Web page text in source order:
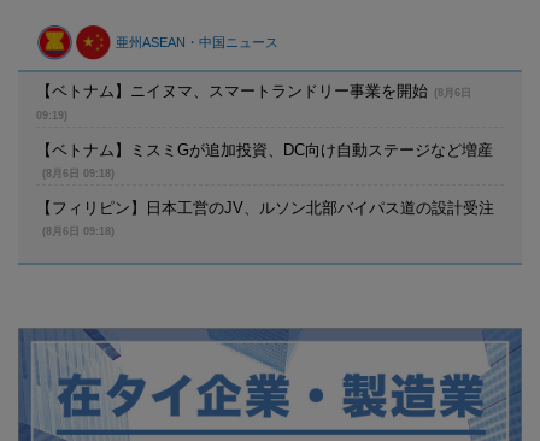
亜州ASEAN・中国ニュース
【ベトナム】ニイヌマ、スマートランドリー事業を開始
(8月6日
09:19)
【ベトナム】ミスミGが追加投資、DC向け自動ステージなど増産
(8月6日 09:18)
【フィリピン】日本工営のJV、ルソン北部バイパス道の設計受注
(8月6日 09:18)